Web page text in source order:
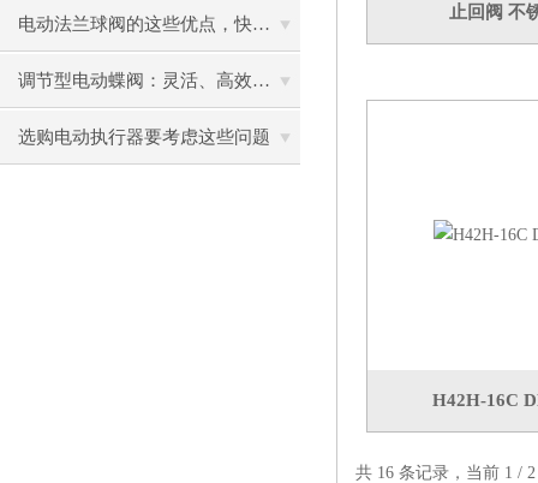
电动法兰球阀的这些优点，快来看看吧
调节型电动蝶阀：灵活、高效的自动化解决方案
选购电动执行器要考虑这些问题
止回阀 不
H42H-16C
共 16 条记录，当前 1